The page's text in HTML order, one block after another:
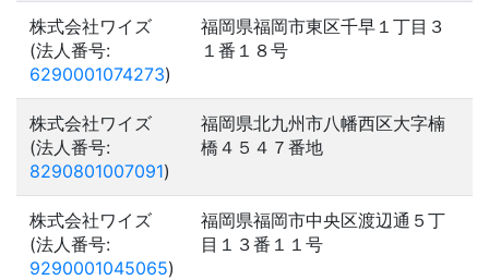
株式会社ワイズ
(法人番号:
6290001074273)
福岡県福岡市東区千早１丁目３
１番１８号
株式会社ワイズ
(法人番号:
8290801007091)
福岡県北九州市八幡西区大字楠
橋４５４７番地
株式会社ワイズ
(法人番号:
9290001045065)
福岡県福岡市中央区渡辺通５丁
目１３番１１号